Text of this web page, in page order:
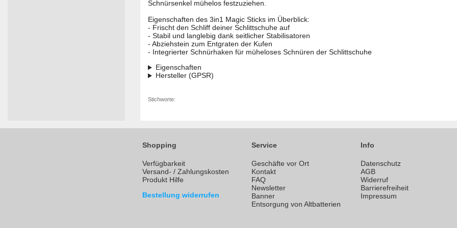
Schnürsenkel mühelos festzuziehen.
Eigenschaften des 3in1 Magic Sticks im Überblick:
- Frischt den Schliff deiner Schlittschuhe auf
- Stabil und langlebig dank seitlicher Stabilisatoren
- Abziehstein zum Entgraten der Kufen
- Integrierter Schnürhaken für müheloses Schnüren der Schlittschuhe
Eigenschaften
Hersteller (GPSR)
Stichworte:
Shopping
Verfügbarkeit
Versand- / Zahlungskosten
Produkt Hilfe
Bestellung widerrufen
Service
Geschäfte vor Ort
Kontakt
FAQ
Newsletter
Banner
Entsorgung von Altbatterien
Info
Datenschutz
AGB
Widerruf
Barrierefreiheit
Impressum